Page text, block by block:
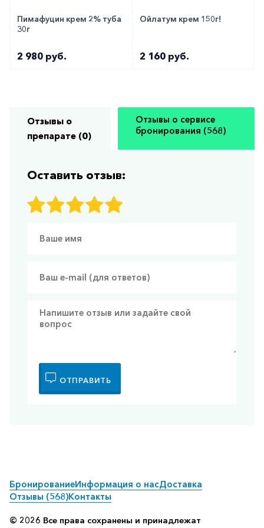
Пимафуцин крем 2% туба
30г
2 980 руб.
Ойлатум крем 150г!
2 160 руб.
Отзывы о
препарате (0)
Отзывы о сервисе
бронирования (568)
Оставить отзыв:
ОТПРАВИТЬ
БронированиеИнформация о насДоставка
Отзывы (568)Контакты
© 2026 Все права сохранены и принадлежат